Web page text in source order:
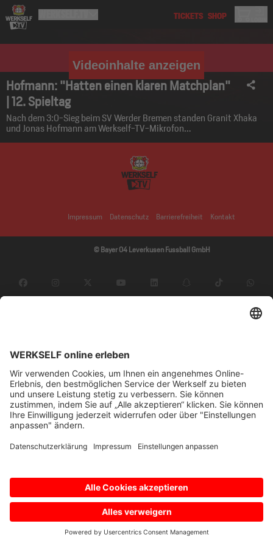
Videoinhalte anzeigen
Hofmann: "Hatten einen klaren Matchplan"
| 12. Spieltag
Nach dem 3:0-Sieg beim SV Werder Bremen standen Granit Xhaka
und Jonas Hofmann am Werkself-TV-Mikrofon…
Impressum Datenschutz Barrierefreiheit Kontakt
© Bayer 04 Leverkusen Fussball GmbH